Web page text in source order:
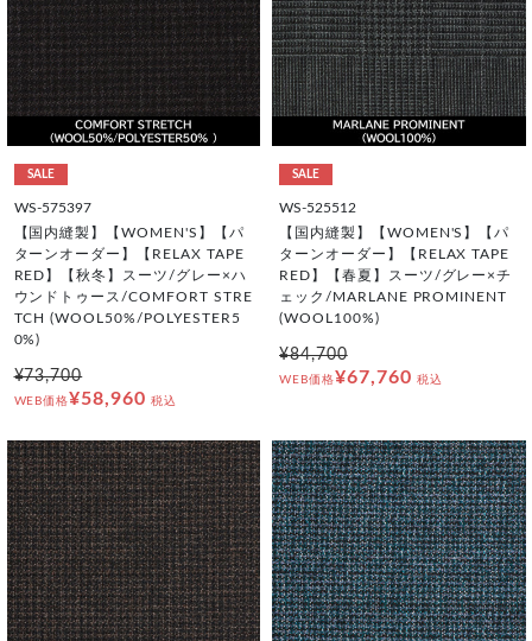
SALE
WS-575397
【国内縫製】【WOMEN'S】【パ
ターンオーダー】【RELAX TAPE
RED】【秋冬】スーツ/グレー×ハ
ウンドトゥース/COMFORT STRE
TCH (WOOL50%/POLYESTER5
0%)
¥73,700
WEB価格¥58,960 税込
SALE
WS-525512
【国内縫製】【WOMEN'S】【パ
ターンオーダー】【RELAX TAPE
RED】【春夏】スーツ/グレー×チ
ェック/MARLANE PROMINENT
(WOOL100%)
¥84,700
WEB価格¥67,760 税込